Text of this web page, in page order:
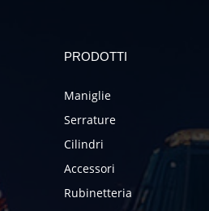
PRODOTTI
Maniglie
Serrature
Cilindri
Accessori
Rubinetteria